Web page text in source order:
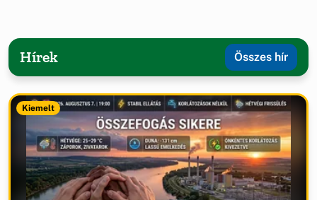
Hírek Összes hír
Kiemelt